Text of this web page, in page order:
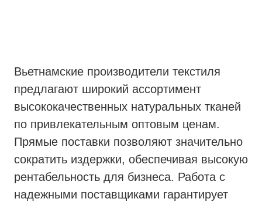
Вьетнамские производители текстиля
предлагают широкий ассортимент
высококачественных натуральных тканей
по привлекательным оптовым ценам.
Прямые поставки позволяют значительно
сократить издержки, обеспечивая высокую
рентабельность для бизнеса. Работа с
надежными поставщиками гарантирует